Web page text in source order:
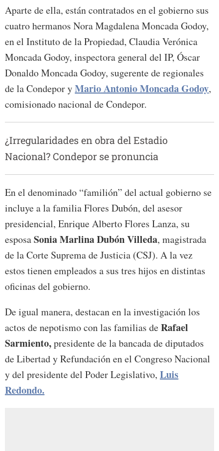
Aparte de ella, están contratados en el gobierno sus
cuatro hermanos Nora Magdalena Moncada Godoy,
en el Instituto de la Propiedad, Claudia Verónica
Moncada Godoy, inspectora general del IP, Óscar
Donaldo Moncada Godoy, sugerente de regionales
de la Condepor yMario Antonio Moncada Godoy,
comisionado nacional de Condepor.
¿Irregularidades en obra del Estadio
Nacional? Condepor se pronuncia
En el denominado “familión” del actual gobierno se
incluye a la familia Flores Dubón, del asesor
presidencial, Enrique Alberto Flores Lanza, su
esposaSonia Marlina Dubón Villeda, magistrada
de la Corte Suprema de Justicia (CSJ). A la vez
estos tienen empleados a sus tres hijos en distintas
oficinas del gobierno.
De igual manera, destacan en la investigación los
actos de nepotismo con las familias deRafael
Sarmiento,presidente de la bancada de diputados
de Libertad y Refundación en el Congreso Nacional
y del presidente del Poder Legislativo, Luis
Redondo.